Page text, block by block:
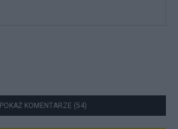
POKAŻ KOMENTARZE (54)